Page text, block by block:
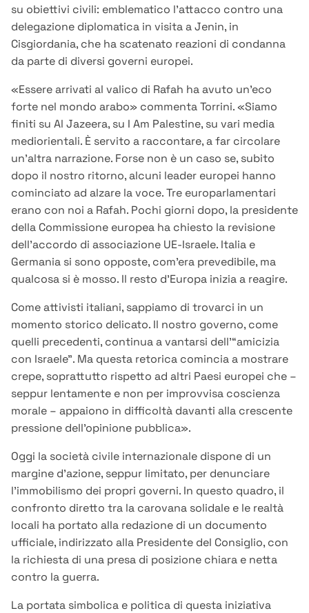
su obiettivi civili: emblematico l’attacco contro una
delegazione diplomatica in visita a Jenin, in
Cisgiordania, che ha scatenato reazioni di condanna
da parte di diversi governi europei.
«Essere arrivati al valico di Rafah ha avuto un’eco
forte nel mondo arabo» commenta Torrini. «Siamo
finiti su Al Jazeera, su I Am Palestine, su vari media
mediorientali. È servito a raccontare, a far circolare
un’altra narrazione. Forse non è un caso se, subito
dopo il nostro ritorno, alcuni leader europei hanno
cominciato ad alzare la voce. Tre europarlamentari
erano con noi a Rafah. Pochi giorni dopo, la presidente
della Commissione europea ha chiesto la revisione
dell’accordo di associazione UE-Israele. Italia e
Germania si sono opposte, com’era prevedibile, ma
qualcosa si è mosso. Il resto d’Europa inizia a reagire.
Come attivisti italiani, sappiamo di trovarci in un
momento storico delicato. Il nostro governo, come
quelli precedenti, continua a vantarsi dell’“amicizia
con Israele”. Ma questa retorica comincia a mostrare
crepe, soprattutto rispetto ad altri Paesi europei che –
seppur lentamente e non per improvvisa coscienza
morale – appaiono in difficoltà davanti alla crescente
pressione dell’opinione pubblica».
Oggi la società civile internazionale dispone di un
margine d’azione, seppur limitato, per denunciare
l’immobilismo dei propri governi. In questo quadro, il
confronto diretto tra la carovana solidale e le realtà
locali ha portato alla redazione di un documento
ufficiale, indirizzato alla Presidente del Consiglio, con
la richiesta di una presa di posizione chiara e netta
contro la guerra.
La portata simbolica e politica di questa iniziativa